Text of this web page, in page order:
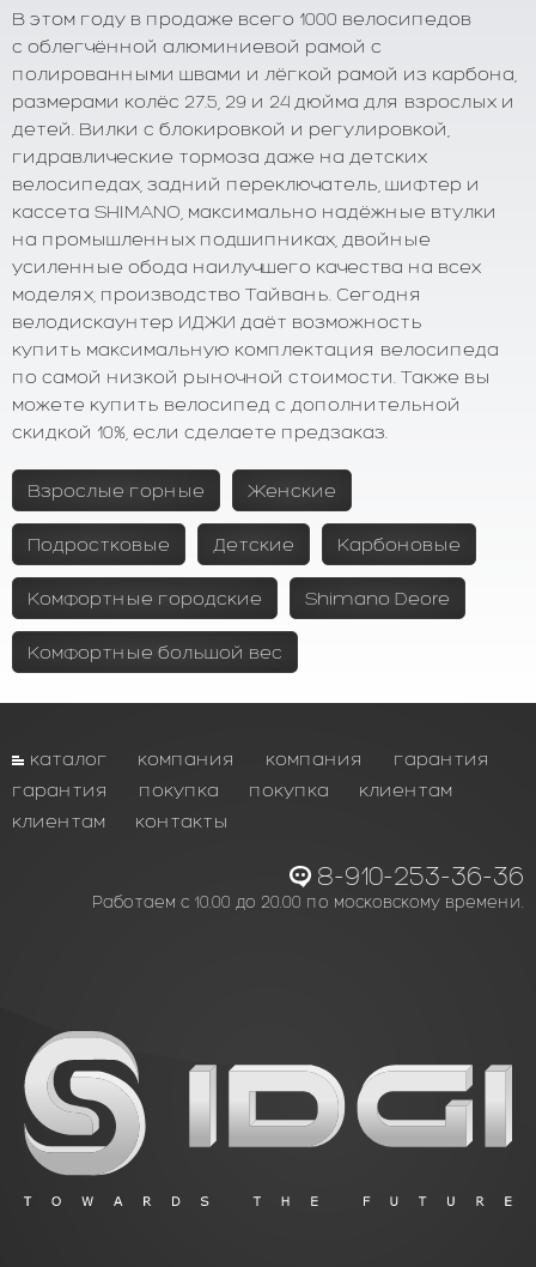
В этом году в продаже всего 1000 велосипедов
с облегчённой алюминиевой рамой с
полированными швами и лёгкой рамой из карбона,
размерами колёс 27.5, 29 и 24 дюйма для взрослых и
детей. Вилки с блокировкой и регулировкой,
гидравлические тормоза даже на детских
велосипедах, задний переключатель, шифтер и
кассета SHIMANO, максимально надёжные втулки
на промышленных подшипниках, двойные
усиленные обода наилучшего качества на всех
моделях, производство Тайвань. Сегодня
велодискаунтер ИДЖИ даёт возможность
купить максимальную комплектация велосипеда
по самой низкой рыночной стоимости. Также вы
можете купить велосипед с дополнительной
скидкой 10%, если сделаете предзаказ.
Взрослые горные Женские
Подростковые Детские Карбоновые
Комфортные городские Shimano Deore
Комфортные большой вес
каталог компания компания
гарантия
гарантия
покупка покупка
клиентам
клиентам
контакты
8-910-253-36-36
Работаем с 10.00 до 20.00 по московскому времени.